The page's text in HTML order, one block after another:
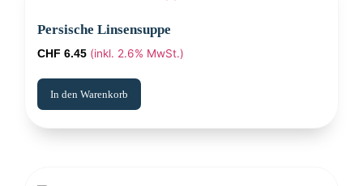
Persische Linsensuppe
CHF 6.45 (inkl. 2.6% MwSt.)
In den Warenkorb